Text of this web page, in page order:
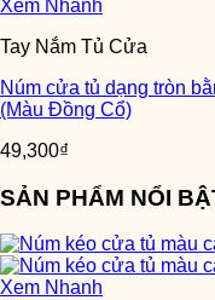
Xem Nhanh
Tay Nắm Tủ Cửa
Núm cửa tủ dạng tròn
(Màu Đồng Cổ)
49,300₫
SẢN PHẨM NỔI
Xem Nhanh